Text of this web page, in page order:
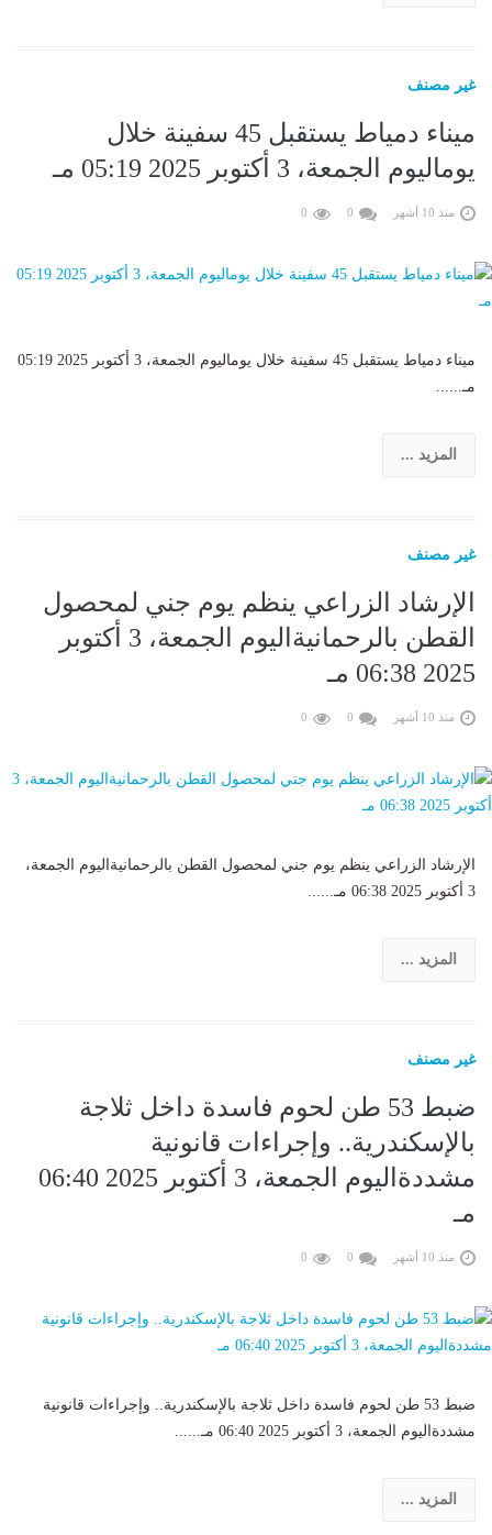
غير مصنف
ميناء دمياط يستقبل 45 سفينة خلال
يوماليوم الجمعة، 3 أكتوبر 2025 05:19 مـ
منذ 10 أشهر 0
0
ميناء دمياط يستقبل 45 سفينة خلال يوماليوم الجمعة، 3 أكتوبر 2025 05:19
مـ......
المزيد ...
غير مصنف
الإرشاد الزراعي ينظم يوم جني لمحصول
القطن بالرحمانيةاليوم الجمعة، 3 أكتوبر
2025 06:38 مـ
منذ 10 أشهر 0
0
الإرشاد الزراعي ينظم يوم جني لمحصول القطن بالرحمانيةاليوم الجمعة،
3 أكتوبر 2025 06:38 مـ......
المزيد ...
غير مصنف
ضبط 53 طن لحوم فاسدة داخل ثلاجة
بالإسكندرية.. وإجراءات قانونية
مشددةاليوم الجمعة، 3 أكتوبر 2025 06:40
مـ
منذ 10 أشهر 0
0
ضبط 53 طن لحوم فاسدة داخل ثلاجة بالإسكندرية.. وإجراءات قانونية
مشددةاليوم الجمعة، 3 أكتوبر 2025 06:40 مـ......
المزيد ...